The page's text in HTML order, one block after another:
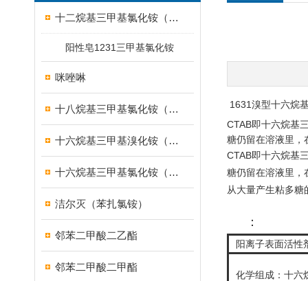
十二烷基三甲基氯化铵（1231）
阳性皂1231三甲基氯化铵
咪唑啉
十八烷基三甲基氯化铵（1831）
十六烷基三甲基溴化铵（1631溴型）
十六烷基三甲基氯化铵（1631）
洁尔灭（苯扎氯铵）
邻苯二甲酸二乙酯
邻苯二甲酸二甲酯
1631溴型十六烷
CTAB即十六烷基
糖仍留在溶液里，
CTAB即十六烷基
糖仍留在溶液里，
从大量产生粘多糖
：
阳离子表面活性
化学组成：十六